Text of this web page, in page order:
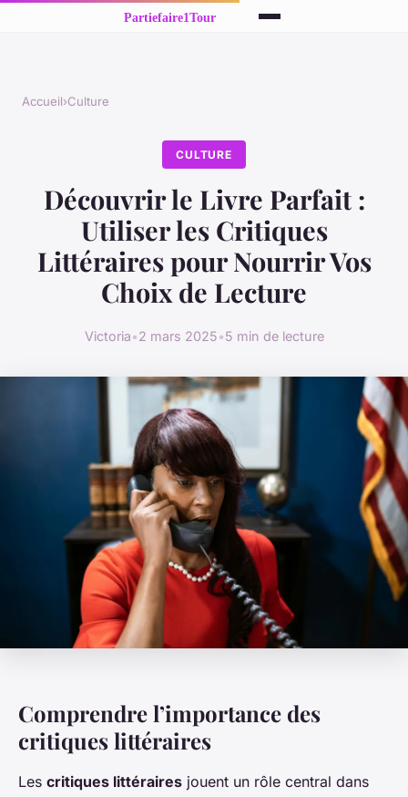
Accueil›Culture
CULTURE
Découvrir le Livre Parfait :
Utiliser les Critiques
Littéraires pour Nourrir Vos
Choix de Lecture
Victoria•2 mars 2025•5 min de lecture
Comprendre l’importance des
critiques littéraires
Les critiques littéraires jouent un rôle central dans